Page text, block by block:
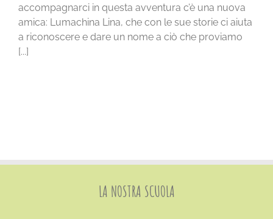
accompagnarci in questa avventura c’è una nuova
amica: Lumachina Lina, che con le sue storie ci aiuta
a riconoscere e dare un nome a ciò che proviamo
[...]
LA NOSTRA SCUOLA